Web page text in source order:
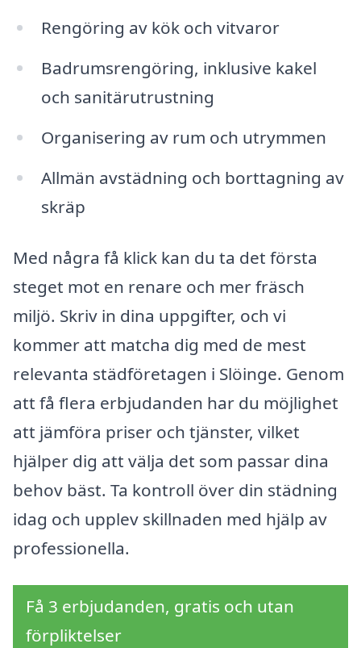
Rengöring av kök och vitvaror
Badrumsrengöring, inklusive kakel
och sanitärutrustning
Organisering av rum och utrymmen
Allmän avstädning och borttagning av
skräp
Med några få klick kan du ta det första
steget mot en renare och mer fräsch
miljö. Skriv in dina uppgifter, och vi
kommer att matcha dig med de mest
relevanta städföretagen i Slöinge. Genom
att få flera erbjudanden har du möjlighet
att jämföra priser och tjänster, vilket
hjälper dig att välja det som passar dina
behov bäst. Ta kontroll över din städning
idag och upplev skillnaden med hjälp av
professionella.
Få 3 erbjudanden, gratis och utan
förpliktelser